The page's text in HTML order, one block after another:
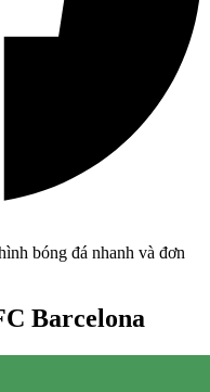
bóng đá nhanh và đơn
Barcelona